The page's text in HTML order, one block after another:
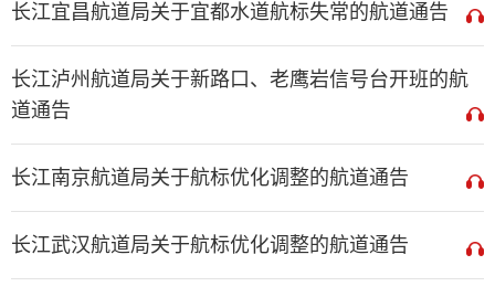
长江宜昌航道局关于宜都水道航标失常的航道通告
长江泸州航道局关于新路口、老鹰岩信号台开班的航
道通告
长江南京航道局关于航标优化调整的航道通告
长江武汉航道局关于航标优化调整的航道通告